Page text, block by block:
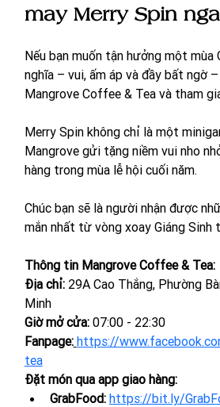
may Merry Spin
Nếu bạn muốn tận hưởng một mùa
nghĩa – vui, ấm áp và đầy bất ngờ
Mangrove Coffee & Tea và tham
Merry Spin không chỉ là một
Mangrove gửi tặng niềm vui nho
hàng trong mùa lễ hội cuối năm.
Chúc bạn sẽ là người nhận được
mắn nhất từ vòng xoay Giáng Sinh
Thông tin Mangrove Coffee & Tea:
Địa chỉ: 29A Cao Thắng, Phường
Minh
Giờ mở cửa: 07:00 - 22:30
Fanpage: https://
tea
Đặt món qua app giao hàng:
GrabFood: https://bit.ly/